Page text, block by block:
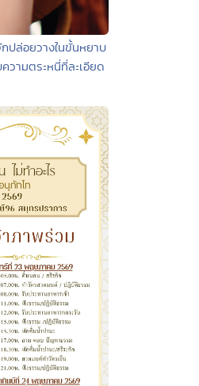
ปล่อยวางในขั้นหยาบ
วามตระหนี่ที่ละเอียด